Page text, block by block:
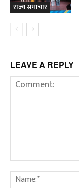
राज्य समाचार
LEAVE A REPLY
Comment: